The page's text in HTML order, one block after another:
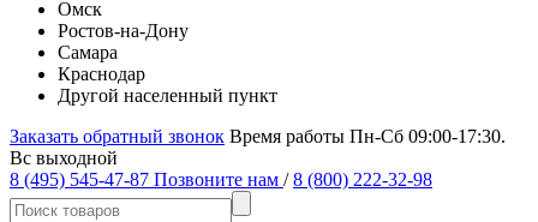
Омск
Ростов-на-Дону
Самара
Краснодар
Другой населенный пункт
Заказать обратный звонок Время работы Пн-Сб 09:00-17:30.
Вс выходной
8 (495) 545-47-87 Позвоните нам / 8 (800) 222-32-98